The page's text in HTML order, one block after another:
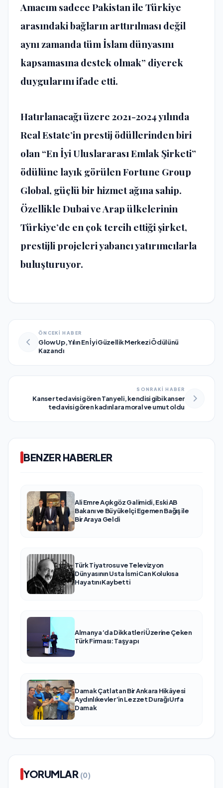
Amacım sadece Pakistan ile Türkiye
arasındaki bağların arttırılması değil
aynı zamanda tüm İslam dünyasını
kapsamasına destek olmak” diyerek
duygularını ifade etti.
Hatırlanacağı üzere 2021-2024 yılında
Real Estate’in prestij ödüllerinden biri
olan “En İyi Uluslararası Emlak Şirketi”
ödülüne layık görülen Fortune Group
Global, güçlü bir hizmet ağına sahip.
Özellikle Dubai ve Arap ülkelerinin
Türkiye’de en çok tercih ettiği şirket,
prestijli projeleri yabancı yatırımcılarla
buluşturuyor.
ÖNCEKİ HABER
Glow Up, Yılın En İyi Güzellik Merkezi Ödülünü
Kazandı
SONRAKİ HABER
Kanser tedavisi gören Tanyeli, kendisi gibi kanser
tedavisi gören kadınlara moral ve umut oldu
BENZER HABERLER
Ali Emre Açıkgöz Galimidi, Eski AB
Bakanı ve Büyükelçi Egemen Bağış ile
Bir Araya Geldi
Türk Tiyatrosu ve Televizyon
Dünyasının Usta İsmi Can Kolukısa
Hayatını Kaybetti
Almanya’da Dikkatleri Üzerine Çeken
Türk Firması: Taşyapı
Damak Çatlatan Bir Ankara Hikâyesi
Aydınlıkevler’in Lezzet Durağı Urfa
Damak
YORUMLAR (0)